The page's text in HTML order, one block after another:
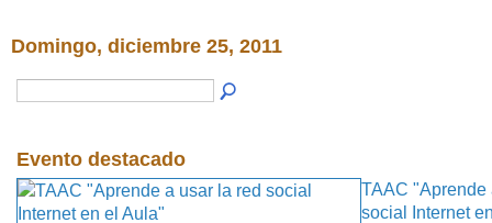
Domingo, diciembre 25, 2011
Evento destacado
TAAC "Aprende
social Internet